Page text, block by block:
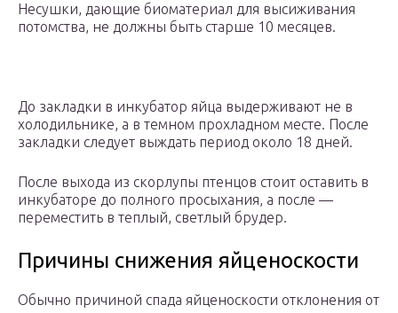
Несушки, дающие биоматериал для высиживания
потомства, не должны быть старше 10 месяцев.
До закладки в инкубатор яйца выдерживают не в
холодильнике, а в темном прохладном месте. После
закладки следует выждать период около 18 дней.
После выхода из скорлупы птенцов стоит оставить в
инкубаторе до полного просыхания, а после —
переместить в теплый, светлый брудер.
Причины снижения яйценоскости
Обычно причиной спада яйценоскости отклонения от